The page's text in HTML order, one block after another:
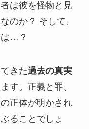
は彼を怪物と見
のか？ そして、
は…？
きた過去の真実
す。正義と罪、
正体が明かされ
ることでしょ